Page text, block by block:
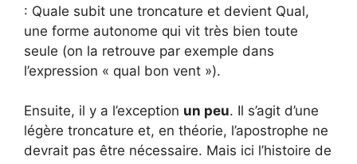
: Quale subit une troncature et devient Qual,
une forme autonome qui vit très bien toute
seule (on la retrouve par exemple dans
l’expression « qual bon vent »).
Ensuite, il y a l’exception un peu. Il s’agit d’une
légère troncature et, en théorie, l’apostrophe ne
devrait pas être nécessaire. Mais ici l’histoire de